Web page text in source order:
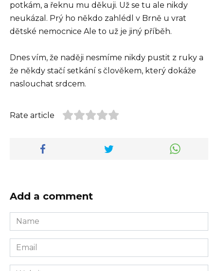
potkám, a řeknu mu děkuji. Už se tu ale nikdy
neukázal. Prý ho někdo zahlédl v Brně u vrat
dětské nemocnice Ale to už je jiný příběh.
Dnes vím, že naději nesmíme nikdy pustit z ruky a
že někdy stačí setkání s člověkem, který dokáže
naslouchat srdcem.
Rate article
Add a comment
Name
*
Email
*